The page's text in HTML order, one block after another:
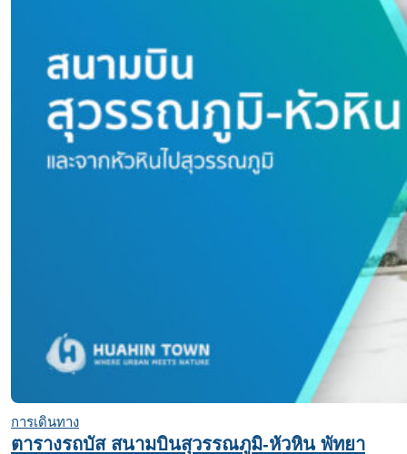
การเดินทาง
ตารางรถบัส สนามบินสุวรรณภูมิ-หัวหิน พัทยา